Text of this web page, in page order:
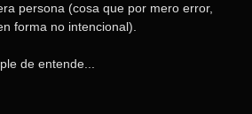
persona (cosa que por mero error,
forma no intencional).
de entende...